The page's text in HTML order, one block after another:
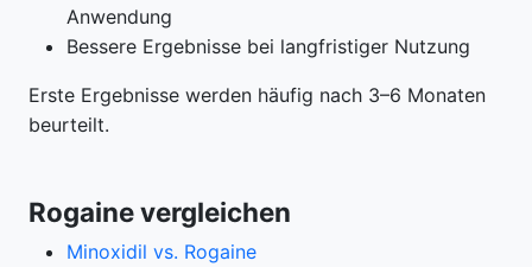
Anwendung
Bessere Ergebnisse bei langfristiger Nutzung
Erste Ergebnisse werden häufig nach 3–6 Monaten
beurteilt.
Rogaine vergleichen
Minoxidil vs. Rogaine